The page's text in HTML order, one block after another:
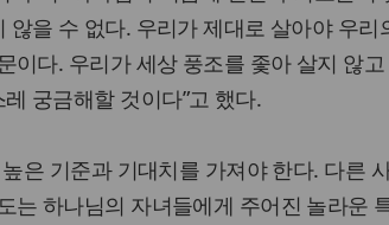
을 수 없다. 우리가 제대로 살아야 우리
이다. 우리가 세상 풍조를 좇아 살지 않
궁금해할 것이다”고 했다.
높은 기준과 기대치를 가져야 한다. 다른
는 하나님의 자녀들에게 주어진 놀라운